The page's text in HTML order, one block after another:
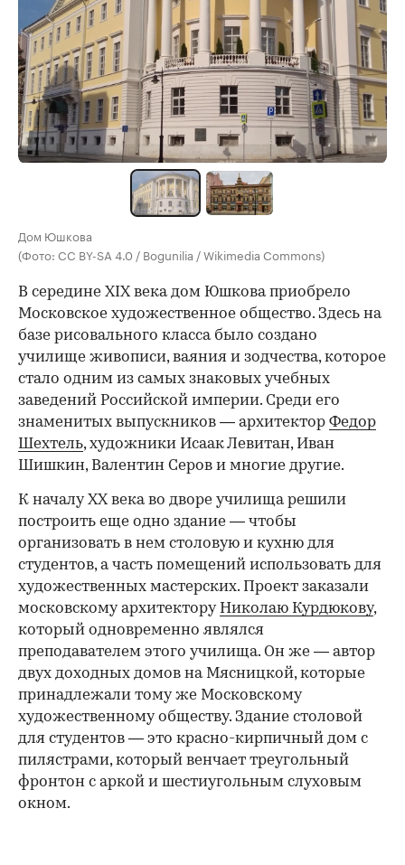
Дом Юшкова
(Фото: CC BY-SA 4.0 / Bogunilia / Wikimedia Commons)
В середине XIX века дом Юшкова приобрело
Московское художественное общество. Здесь на
базе рисовального класса было создано
училище живописи, ваяния и зодчества, которое
стало одним из самых знаковых учебных
заведений Российской империи. Среди его
знаменитых выпускников — архитектор Федор
Шехтель, художники Исаак Левитан, Иван
Шишкин, Валентин Серов и многие другие.
К началу XX века во дворе училища решили
построить еще одно здание — чтобы
организовать в нем столовую и кухню для
студентов, а часть помещений использовать для
художественных мастерских. Проект заказали
московскому архитектору Николаю Курдюкову,
который одновременно являлся
преподавателем этого училища. Он же — автор
двух доходных домов на Мясницкой, которые
принадлежали тому же Московскому
художественному обществу. Здание столовой
для студентов — это красно-кирпичный дом с
пилястрами, который венчает треугольный
фронтон с аркой и шестиугольным слуховым
окном.